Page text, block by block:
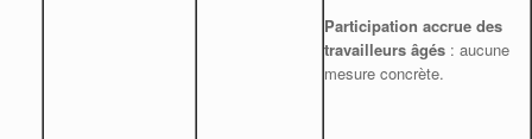
Participation accrue des
travailleurs âgés : aucune
mesure concrète.